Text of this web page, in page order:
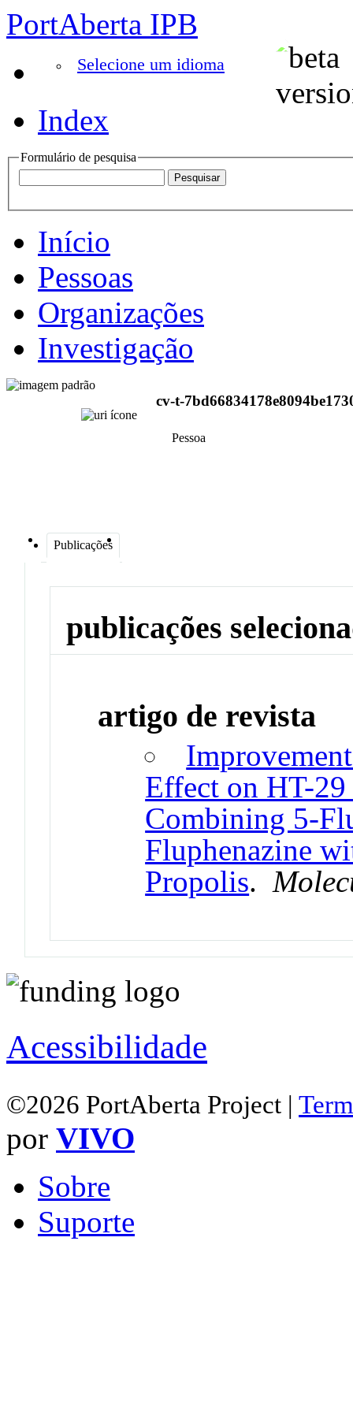
PortAberta IPB
Selecione um idioma
Index
Formulário de pesquisa
Início
Pessoas
Organizações
Investigação
cv-t-
Pessoa
Publicações
publicações
artigo de revista
Effect on HT-
Combining 5-
Fluphenazine
Propolis.
Acessibilidade
©2026 PortAberta Project |
por VIVO
Sobre
Suporte